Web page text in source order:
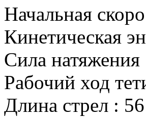
Начальная
Кинетическая
Сила натяжения
Рабочий ход
Длина стрел :